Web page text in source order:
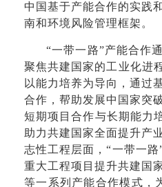
中国基于产能合作的实践
南和环境风险管理框架。
“一带一路”产能合作
聚焦共建国家的工业化进
以能力培养为导向，通过
合作，帮助发展中国家突
短期项目合作与长期能力
助力共建国家全面提升产
志性工程层面，“一带一
重大工程项目提升共建国
等一系列产能合作模式，